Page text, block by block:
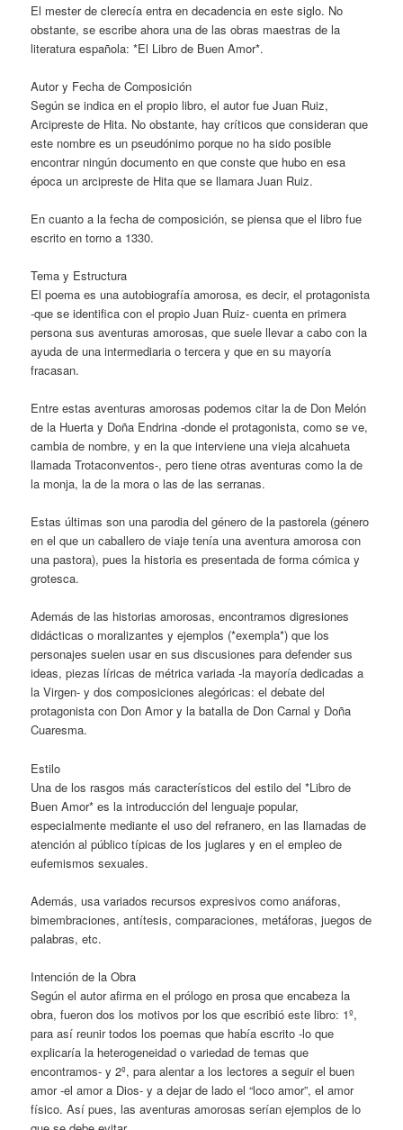
El mester de clerecía entra en decadencia en este siglo. No
obstante, se escribe ahora una de las obras maestras de la
literatura española: *El Libro de Buen Amor*.
Autor y Fecha de Composición
Según se indica en el propio libro, el autor fue Juan Ruiz,
Arcipreste de Hita. No obstante, hay críticos que consideran que
este nombre es un pseudónimo porque no ha sido posible
encontrar ningún documento en que conste que hubo en esa
época un arcipreste de Hita que se llamara Juan Ruiz.
En cuanto a la fecha de composición, se piensa que el libro fue
escrito en torno a 1330.
Tema y Estructura
El poema es una autobiografía amorosa, es decir, el protagonista
-que se identifica con el propio Juan Ruiz- cuenta en primera
persona sus aventuras amorosas, que suele llevar a cabo con la
ayuda de una intermediaria o tercera y que en su mayoría
fracasan.
Entre estas aventuras amorosas podemos citar la de Don Melón
de la Huerta y Doña Endrina -donde el protagonista, como se ve,
cambia de nombre, y en la que interviene una vieja alcahueta
llamada Trotaconventos-, pero tiene otras aventuras como la de
la monja, la de la mora o las de las serranas.
Estas últimas son una parodia del género de la pastorela (género
en el que un caballero de viaje tenía una aventura amorosa con
una pastora), pues la historia es presentada de forma cómica y
grotesca.
Además de las historias amorosas, encontramos digresiones
didácticas o moralizantes y ejemplos (*exempla*) que los
personajes suelen usar en sus discusiones para defender sus
ideas, piezas líricas de métrica variada -la mayoría dedicadas a
la Virgen- y dos composiciones alegóricas: el debate del
protagonista con Don Amor y la batalla de Don Carnal y Doña
Cuaresma.
Estilo
Una de los rasgos más característicos del estilo del *Libro de
Buen Amor* es la introducción del lenguaje popular,
especialmente mediante el uso del refranero, en las llamadas de
atención al público típicas de los juglares y en el empleo de
eufemismos sexuales.
Además, usa variados recursos expresivos como anáforas,
bimembraciones, antítesis, comparaciones, metáforas, juegos de
palabras, etc.
Intención de la Obra
Según el autor afirma en el prólogo en prosa que encabeza la
obra, fueron dos los motivos por los que escribió este libro: 1º,
para así reunir todos los poemas que había escrito -lo que
explicaría la heterogeneidad o variedad de temas que
encontramos- y 2º, para alentar a los lectores a seguir el buen
amor -el amor a Dios- y a dejar de lado el “loco amor”, el amor
físico. Así pues, las aventuras amorosas serían ejemplos de lo